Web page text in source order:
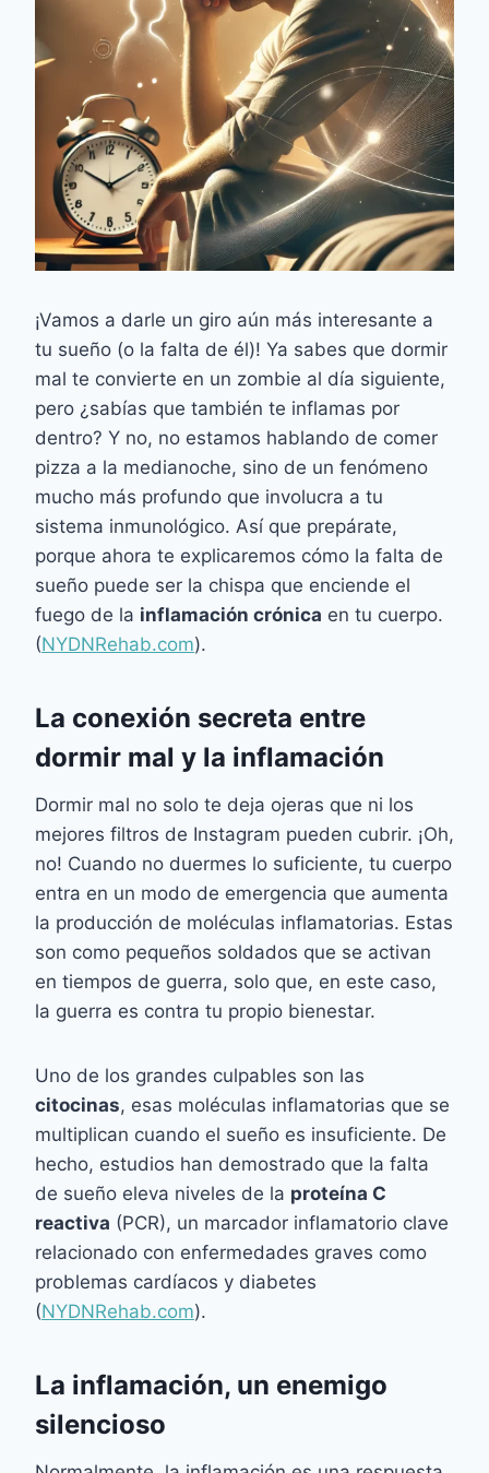
¡Vamos a darle un giro aún más interesante a
tu sueño (o la falta de él)! Ya sabes que dormir
mal te convierte en un zombie al día siguiente,
pero ¿sabías que también te inflamas por
dentro? Y no, no estamos hablando de comer
pizza a la medianoche, sino de un fenómeno
mucho más profundo que involucra a tu
sistema inmunológico. Así que prepárate,
porque ahora te explicaremos cómo la falta de
sueño puede ser la chispa que enciende el
fuego de la inflamación crónica en tu cuerpo.
(NYDNRehab.com).
La conexión secreta entre
dormir mal y la inflamación
Dormir mal no solo te deja ojeras que ni los
mejores filtros de Instagram pueden cubrir. ¡Oh,
no! Cuando no duermes lo suficiente, tu cuerpo
entra en un modo de emergencia que aumenta
la producción de moléculas inflamatorias. Estas
son como pequeños soldados que se activan
en tiempos de guerra, solo que, en este caso,
la guerra es contra tu propio bienestar.
Uno de los grandes culpables son las
citocinas, esas moléculas inflamatorias que se
multiplican cuando el sueño es insuficiente. De
hecho, estudios han demostrado que la falta
de sueño eleva niveles de la proteína C
reactiva (PCR), un marcador inflamatorio clave
relacionado con enfermedades graves como
problemas cardíacos y diabetes ​
(NYDNRehab.com).
La inflamación, un enemigo
silencioso